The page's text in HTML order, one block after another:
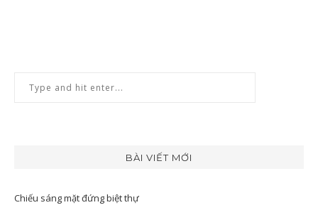
BÀI VIẾT MỚI
Chiếu sáng mặt đứng biệt thự